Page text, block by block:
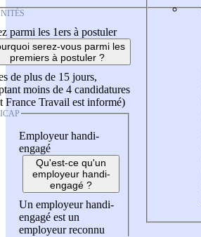
parmi les 1ers à postuler
serez-vous parmi les
premiers à postuler ?
de plus de 15 jours,
moins de 4 candidatures
France Travail est informé)
Employeur handi-
engagé
Qu'est-ce qu'un
employeur handi-
engagé ?
Un employeur handi-
engagé est un
employeur reconnu